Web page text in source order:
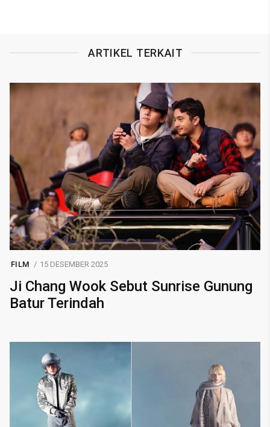
ARTIKEL TERKAIT
FILM 15 DESEMBER 2025
Ji Chang Wook Sebut Sunrise Gunung
Batur Terindah